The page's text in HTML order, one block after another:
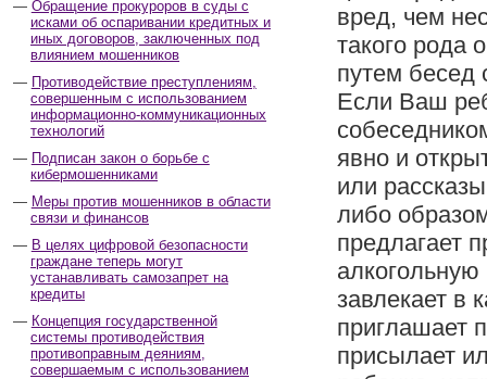
Обращение прокуроров в суды с
исками об оспаривании кредитных и
иных договоров, заключенных под
влиянием мошенников
Противодействие преступлениям,
совершенным с использованием
информационно-коммуникационных
технологий
Подписан закон о борьбе с
кибермошенниками
Меры против мошенников в области
связи и финансов
В целях цифровой безопасности
граждане теперь могут
устанавливать самозапрет на
кредиты
Концепция государственной
системы противодействия
противоправным деяниям,
совершаемым с использованием
вред, чем
такого рода
путем бесед
Если Ваш
явно и
или
либо
предлагает
завлекает в
приглашает
присылает